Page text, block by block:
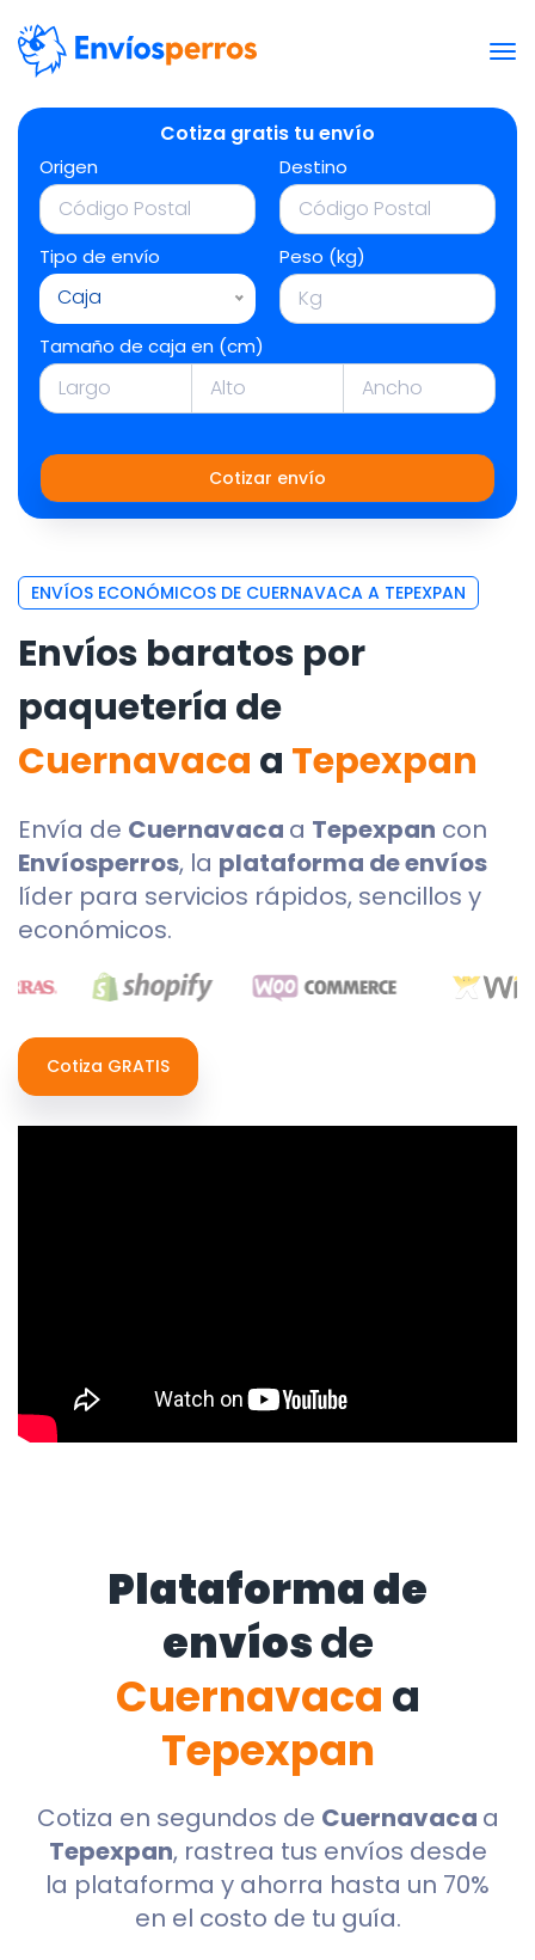
Cotiza gratis tu envío
Origen Destino
Tipo de envío
Caja
Peso (kg)
Tamaño de caja en (cm)
Cotizar envío
ENVÍOS ECONÓMICOS DE CUERNAVACA A TEPEXPAN
Envíos baratos por
paquetería de
Cuernavaca a Tepexpan
Envía de Cuernavaca a Tepexpan con
Envíosperros, la plataforma de envíos
líder para servicios rápidos, sencillos y
económicos.
Cotiza GRATIS
Plataforma de
envíosde
Cuernavaca a
Tepexpan
Cotiza en segundos de Cuernavaca a
Tepexpan, rastrea tus envíos desde
la plataforma y ahorra hasta un 70%
en el costo de tu guía.